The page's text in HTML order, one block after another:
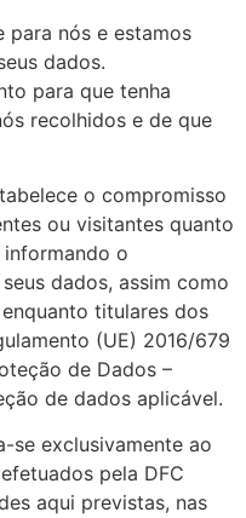
para nós e estamos
dados.
para que tenha
recolhidos e de que
o compromisso
ou visitantes quanto
o
dados, assim como
titulares dos
(UE) 2016/679
de Dados –
de dados aplicável.
se exclusivamente ao
pela DFC
aqui previstas, nas